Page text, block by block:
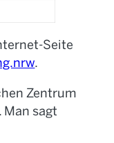
Seite
.
Zentrum
Man sagt